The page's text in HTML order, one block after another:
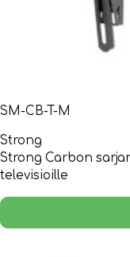
SM-CB-T-M
Strong
Strong Carbon
televisioille